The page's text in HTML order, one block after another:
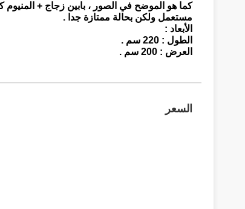
كما هو الموضح في الصور ، بابين زجاج +
مستعمل ولكن بحالة ممتازة جدا .
الأبعاد :
الطول : 220 سم .
العرض : 200 سم .
السعر